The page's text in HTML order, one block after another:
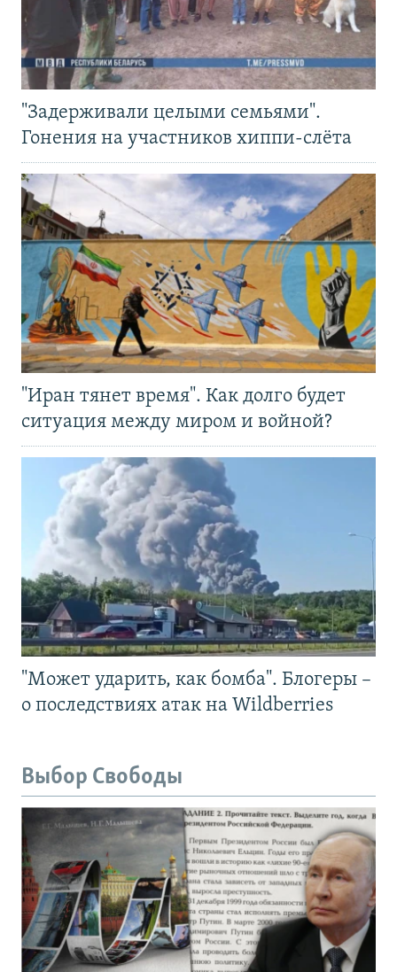
"Задерживали целыми семьями".
Гонения на участников хиппи-слёта
"Иран тянет время". Как долго будет
ситуация между миром и войной?
"Может ударить, как бомба". Блогеры –
о последствиях атак на Wildberries
Выбор Свободы